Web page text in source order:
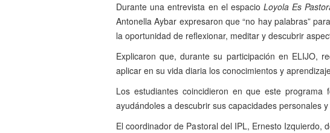
Durante una entrevista en el espacioLoyola Es
Antonella Aybar expresaron que “no hay palabras”
la oportunidad de reflexionar, meditar y descubrir
Explicaron que, durante su participación en ELIJO,
aplicar en su vida diaria los conocimientos y
Los estudiantes coincidieron en que este
ayudándoles a descubrir sus capacidades personales
El coordinador de Pastoral del IPL, Ernesto